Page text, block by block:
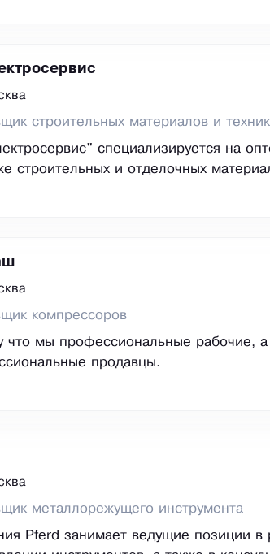
строительных материалов и
специализируется на
строительных и отделочных
компрессоров
что мы профессиональные рабочие, а
продавцы.
металлорежущего инструмента
Pferd занимает ведущие позиции в